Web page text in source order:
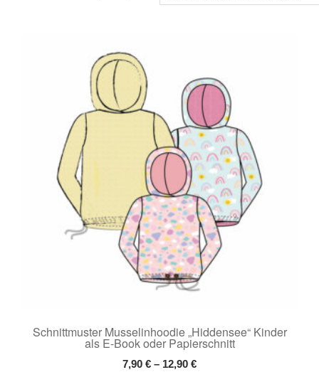
Aktualität
Schnittmuster Musselinhoodie „Hiddensee“ Kinder
als E-Book oder Papierschnitt
7,90 € – 12,90 €